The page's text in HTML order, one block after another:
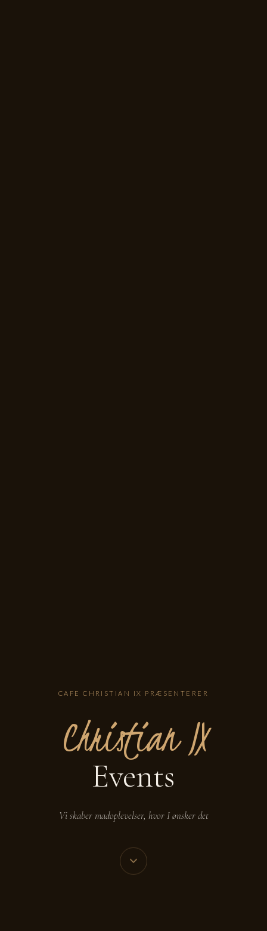
CAFE CHRISTIAN IX PRÆSENTERER
Christian IX
Events
Vi skaber madoplevelser, hvor I ønsker det